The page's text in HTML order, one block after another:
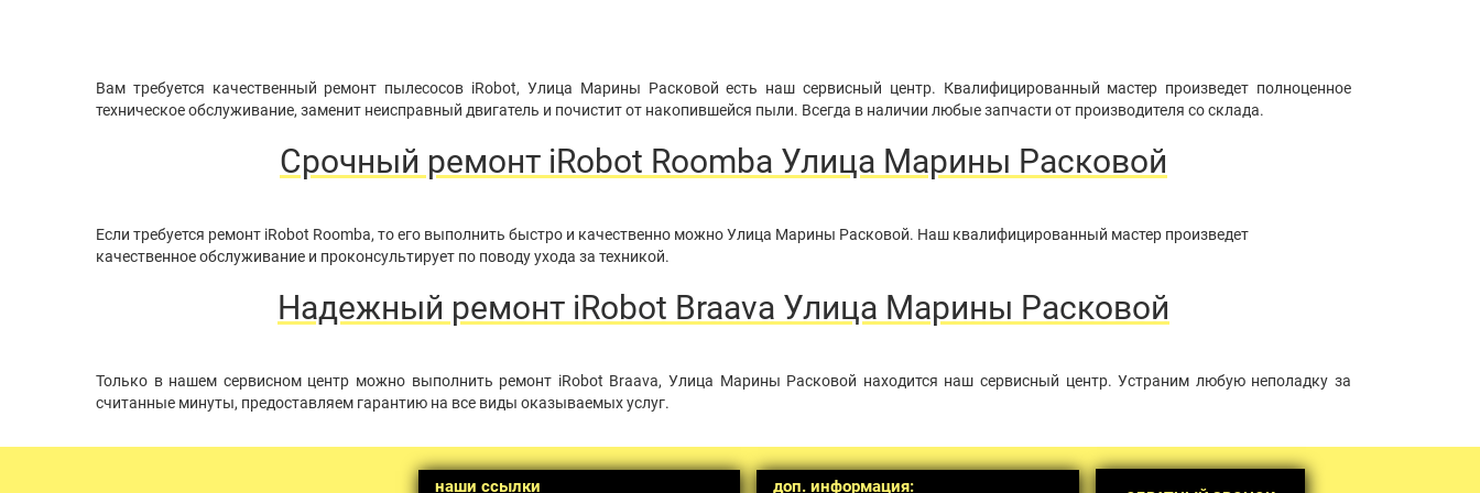
Вам требуется качественный ремонт пылесосов iRobot, Улица Марины Расковой есть наш сервисный центр. Квалифицированный мастер произведет полноценное
техническое обслуживание, заменит неисправный двигатель и почистит от накопившейся пыли. Всегда в наличии любые запчасти от производителя со склада.
Срочный ремонт iRobot Roomba Улица Марины Расковой
Если требуется ремонт iRobot Roomba, то его выполнить быстро и качественно можно Улица Марины Расковой. Наш квалифицированный мастер произведет
качественное обслуживание и проконсультирует по поводу ухода за техникой.
Надежный ремонт iRobot Braava Улица Марины Расковой
Только в нашем сервисном центр можно выполнить ремонт iRobot Braava, Улица Марины Расковой находится наш сервисный центр. Устраним любую неполадку за
считанные минуты, предоставляем гарантию на все виды оказываемых услуг.
наши ссылки доп. информация: